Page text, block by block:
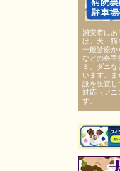
浦安市にあ
は、犬・猫
一般診療か
などの各手
ミ、ダニ
います。
設を設置し
対応（アニ
す。